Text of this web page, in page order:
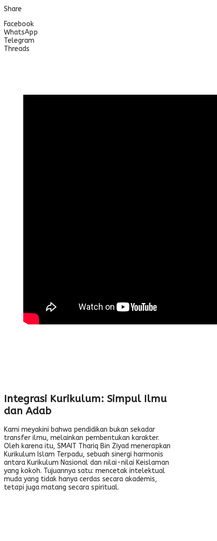
Share
Facebook
WhatsApp
Telegram
Threads
Integrasi Kurikulum: Simpul Ilmu
dan Adab
Kami meyakini bahwa pendidikan bukan sekadar
transfer ilmu, melainkan pembentukan karakter.
Oleh karena itu, SMAIT Thariq Bin Ziyad menerapkan
Kurikulum Islam Terpadu, sebuah sinergi harmonis
antara Kurikulum Nasional dan nilai-nilai Keislaman
yang kokoh. Tujuannya satu: mencetak intelektual
muda yang tidak hanya cerdas secara akademis,
tetapi juga matang secara spiritual.